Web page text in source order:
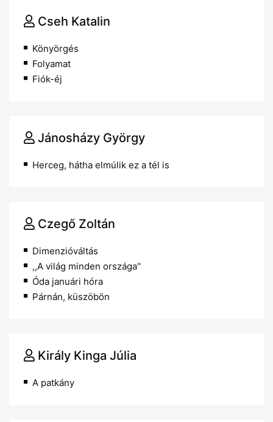
Cseh Katalin
Könyörgés
Folyamat
Fiók-éj
Jánosházy György
Herceg, hátha elmúlik ez a tél is
Czegő Zoltán
Dimenzióváltás
,,A világ minden országa''
Óda januári hóra
Párnán, küszöbön
Király Kinga Júlia
A patkány